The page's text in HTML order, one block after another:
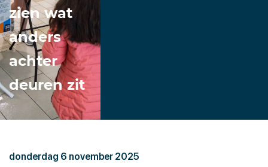
zien wat
anders
achter
deuren zit
donderdag 6 november 2025